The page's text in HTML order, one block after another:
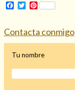
Infidelidad(104)
Rituales(72)
Tarot online(372)
Mi rincón
Facebook
TwitterPinterest
Contacta conmigo
Tu nombre